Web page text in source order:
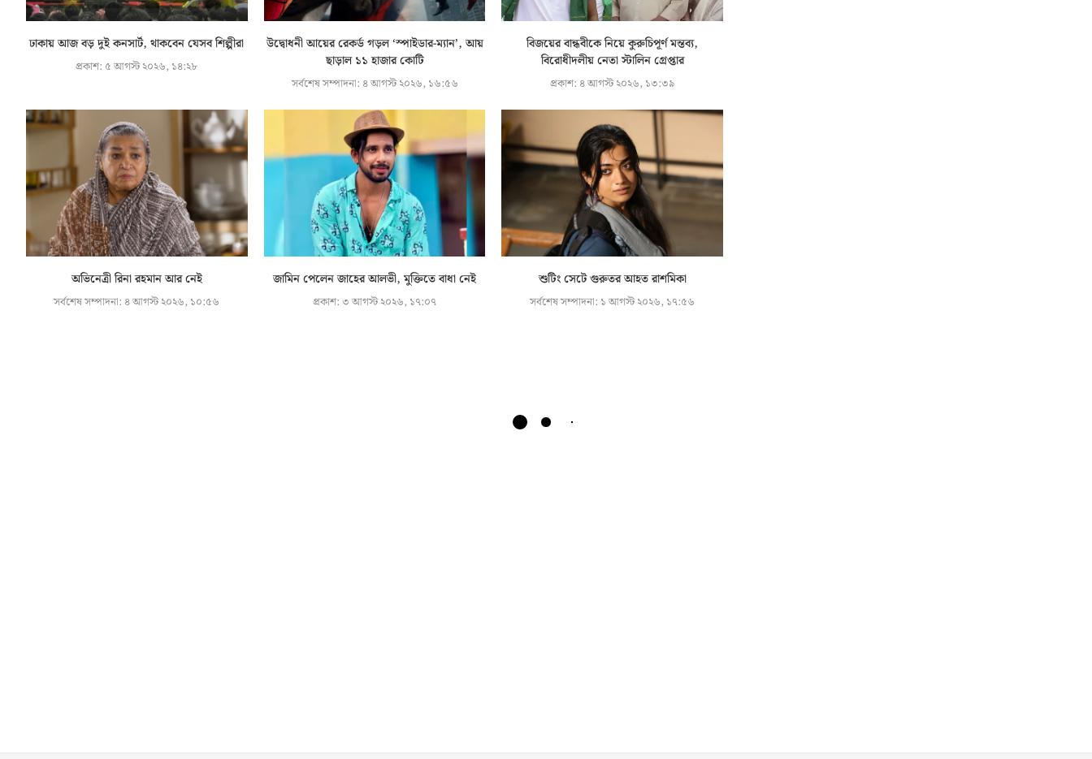
ঢাকায় আজ বড় দুই কনসার্ট, থাকবেন যেসব শিল্পীরা
প্রকাশ: ৫ আগস্ট ২০২৬, ১৪:২৮
উদ্বোধনী আয়ের রেকর্ড গড়ল ‘স্পাইডার-ম্যান’, আয়
ছাড়াল ১১ হাজার কোটি
সর্বশেষ সম্পাদনা: ৪ আগস্ট ২০২৬, ১৬:৫৬
বিজয়ের বান্ধবীকে নিয়ে কুরুচিপূর্ণ মন্তব্য,
বিরোধীদলীয় নেতা স্টালিন গ্রেপ্তার
প্রকাশ: ৪ আগস্ট ২০২৬, ১৩:৩৯
অভিনেত্রী রিনা রহমান আর নেই
সর্বশেষ সম্পাদনা: ৪ আগস্ট ২০২৬, ১০:৫৬
জামিন পেলেন জাহের আলভী, মুক্তিতে বাধা নেই
প্রকাশ:৩ আগস্ট ২০২৬, ১৭:০৭
শুটিং সেটে গুরুতর আহত রাশমিকা
সর্বশেষ সম্পাদনা: ১ আগস্ট ২০২৬, ১৭:৫৬